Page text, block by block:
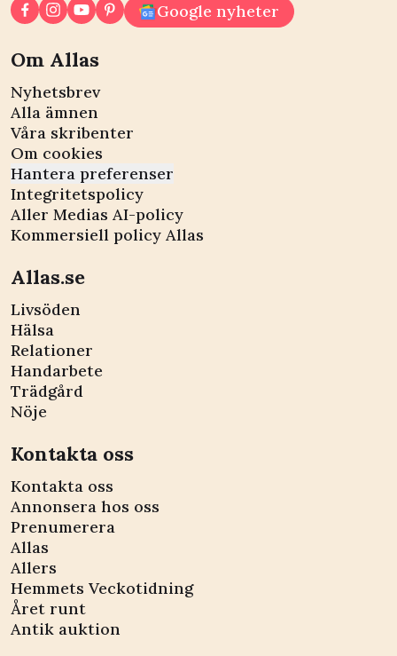
Google nyheter
Om Allas
Nyhetsbrev
Alla ämnen
Våra skribenter
Om cookies
Hantera preferenser
Integritetspolicy
Aller Medias AI-policy
Kommersiell policy Allas
Allas.se
Livsöden
Hälsa
Relationer
Handarbete
Trädgård
Nöje
Kontakta oss
Kontakta oss
Annonsera hos oss
Prenumerera
Allas
Allers
Hemmets Veckotidning
Året runt
Antik auktion